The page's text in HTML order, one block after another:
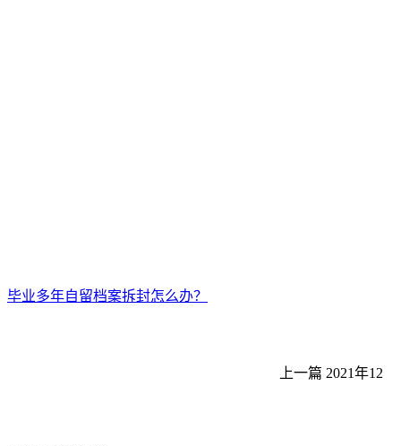
毕业多年自留档案拆封怎么办？
上一篇 2021年12